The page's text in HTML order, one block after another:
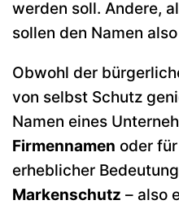
werden soll. Andere,
sollen den Namen
Obwohl der
von selbst Schutz
Namen eines
Firmennamen oder für
erheblicher
Markenschutz – also